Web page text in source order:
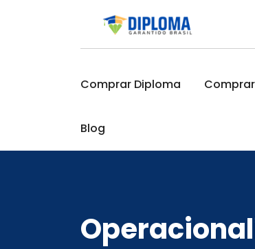
Comprar Diploma
Blog